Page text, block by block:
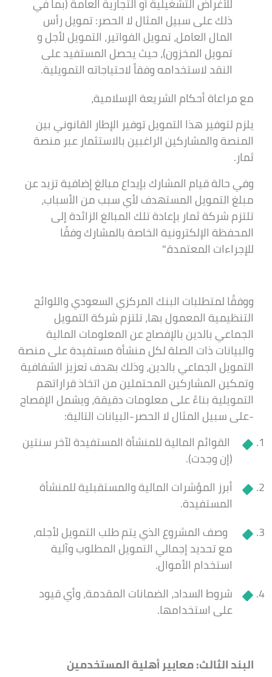
ذلك على سبيل المثال لا الحصر: تمويل رأس
المال العامل، تمويل الفواتير، التمويل لأجل و
تمويل المخزون)، حيث يحصل المستفيد على
النقد لاستخدامه وفقاً لاحتياجاته التمويلية.
مع مراعاة أحكام الشريعة الإسلامية،
يلزم لتوفير هذا التمويل توفير الإطار القانوني بين
المنصة والمشاركين الراغبين بالاستثمار عبر منصة
ثمار.
وفي حالة قيام المشارك بإيداع مبالغ إضافية تزيد عن
مبلغ التمويل المستهدف لأي سبب من الأسباب،
تلتزم شركة ثمار بإعادة تلك المبالغ الزائدة إلى
المحفظة الإلكترونية الخاصة بالمشارك وفقًا
للإجراءات المعتمدة."
ووفقًا لمتطلبات البنك المركزي السعودي واللوائح
التنظيمية المعمول بها، تلتزم شركة التمويل
الجماعي بالدين بالإفصاح عن المعلومات المالية
والبيانات ذات الصلة لكل منشأة مستفيدة على منصة
التمويل الجماعي بالدين، وذلك بهدف تعزيز الشفافية
وتمكين المشاركين المحتملين من اتخاذ قراراتهم
التمويلية بناءً على معلومات دقيقة، ويشمل الإفصاح
-على سبيل المثال لا الحصر-البيانات التالية:
القوائم المالية للمنشأة المستفيدة لآخر سنتين
(إن وجدت).
أبرز المؤشرات المالية والمستقبلية للمنشأة
المستفيدة.
وصف المشروع الذي يتم طلب التمويل لأجله،
مع تحديد إجمالي التمويل المطلوب وآلية
استخدام الأموال.
شروط السداد، الضمانات المقدمة، وأي قيود
على استخدامها.
البند الثالث: معايير أهلية المستخدمين